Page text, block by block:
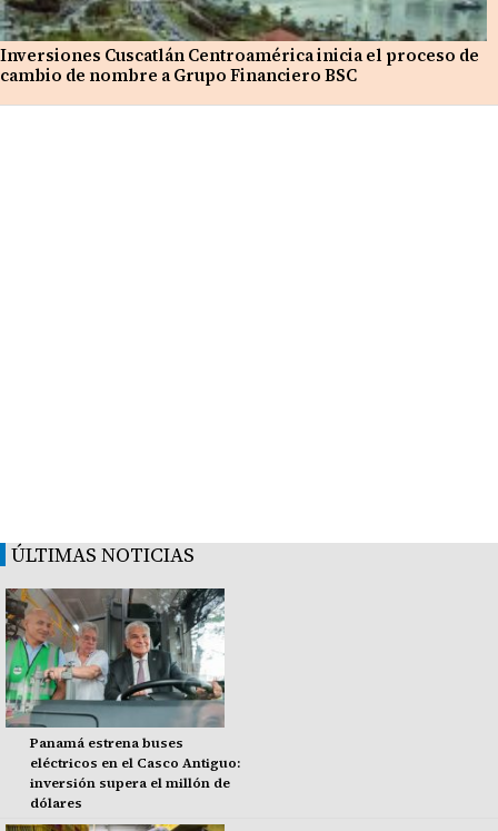
Inversiones Cuscatlán Centroamérica inicia el proceso de
cambio de nombre a Grupo Financiero BSC
ÚLTIMAS NOTICIAS
Panamá estrena buses
eléctricos en el Casco Antiguo:
inversión supera el millón de
dólares